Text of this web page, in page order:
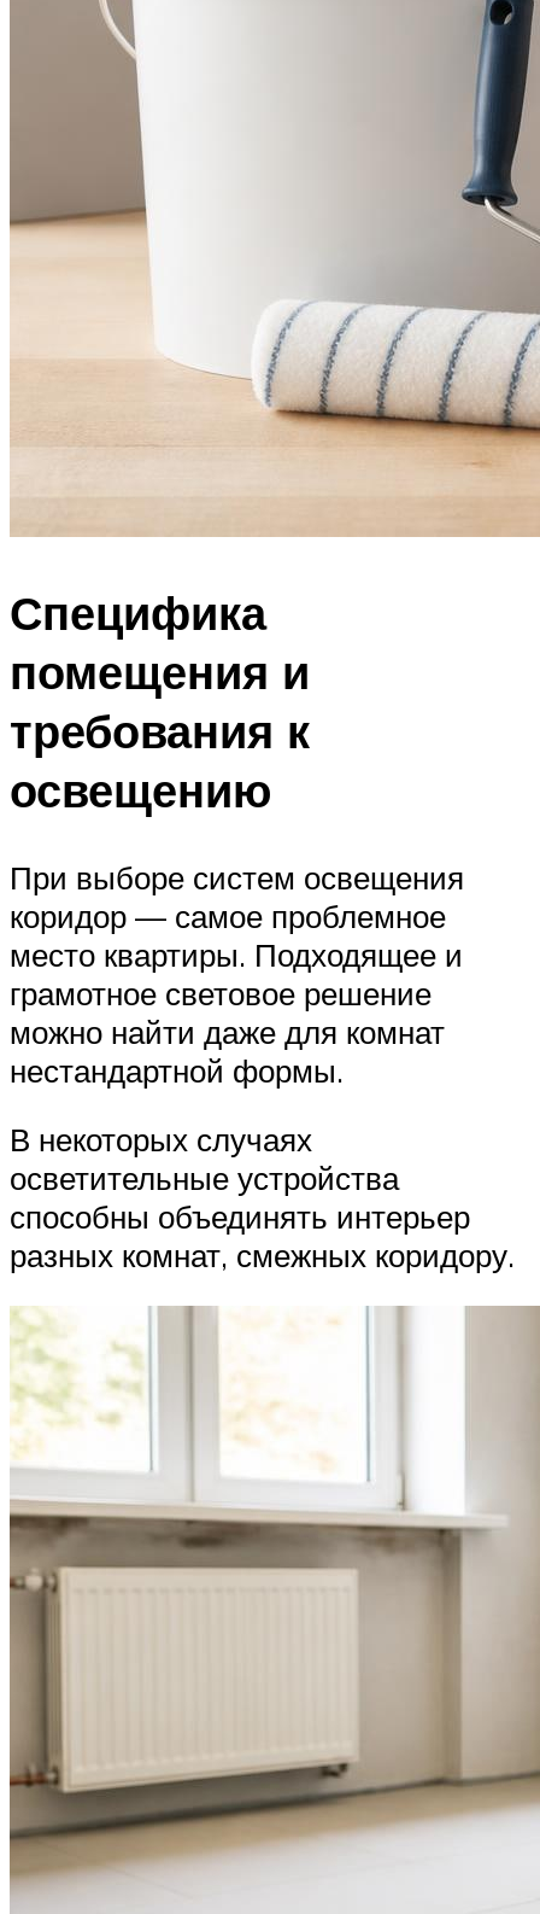
Специфика
помещения и
требования к
освещению
При выборе систем освещения
коридор — самое проблемное
место квартиры. Подходящее и
грамотное световое решение
можно найти даже для комнат
нестандартной формы.
В некоторых случаях
осветительные устройства
способны объединять интерьер
разных комнат, смежных коридору.